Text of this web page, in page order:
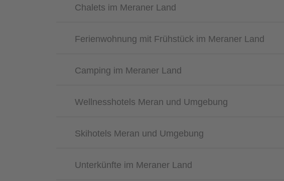
Chalets im Meraner Land
Ferienwohnung mit Frühstück im Meraner Land
Camping im Meraner Land
Wellnesshotels Meran und Umgebung
Skihotels Meran und Umgebung
Unterkünfte im Meraner Land